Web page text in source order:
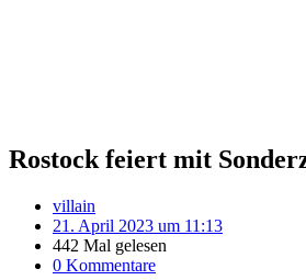
Rostock feiert mit
villain
21. April 2023 um 11:13
442 Mal gelesen
0 Kommentare